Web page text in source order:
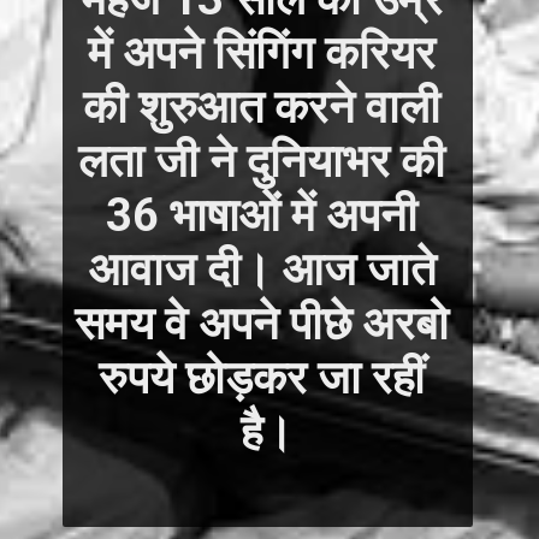
में अपने सिंगिंग करियर
की शुरुआत करने वाली
लता जी ने दुनियाभर की
36 भाषाओं में अपनी
आवाज दी। आज जाते
समय वे अपने पीछे अरबो
रुपये छोड़कर जा रहीं
है।